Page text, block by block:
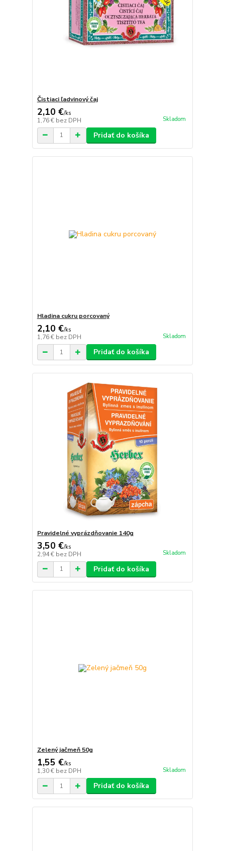
Čistiaci ľadvinový čaj
2,10 €/ks
1,76 € bez DPH Skladom
Pridať do košíka
Hladina cukru porcovaný
2,10 €/ks
1,76 € bez DPH Skladom
Pridať do košíka
Pravidelné vyprázdňovanie 140g
3,50 €/ks
2,94 € bez DPH Skladom
Pridať do košíka
Zelený jačmeň 50g
1,55 €/ks
1,30 € bez DPH Skladom
Pridať do košíka